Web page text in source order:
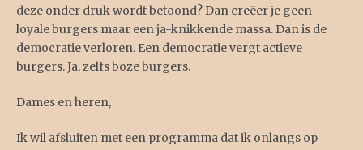
deze onder druk wordt betoond? Dan creëer je geen
loyale burgers maar een ja-knikkende massa. Dan is de
democratie verloren. Een democratie vergt actieve
burgers. Ja, zelfs boze burgers.
Dames en heren,
Ik wil afsluiten met een programma dat ik onlangs op